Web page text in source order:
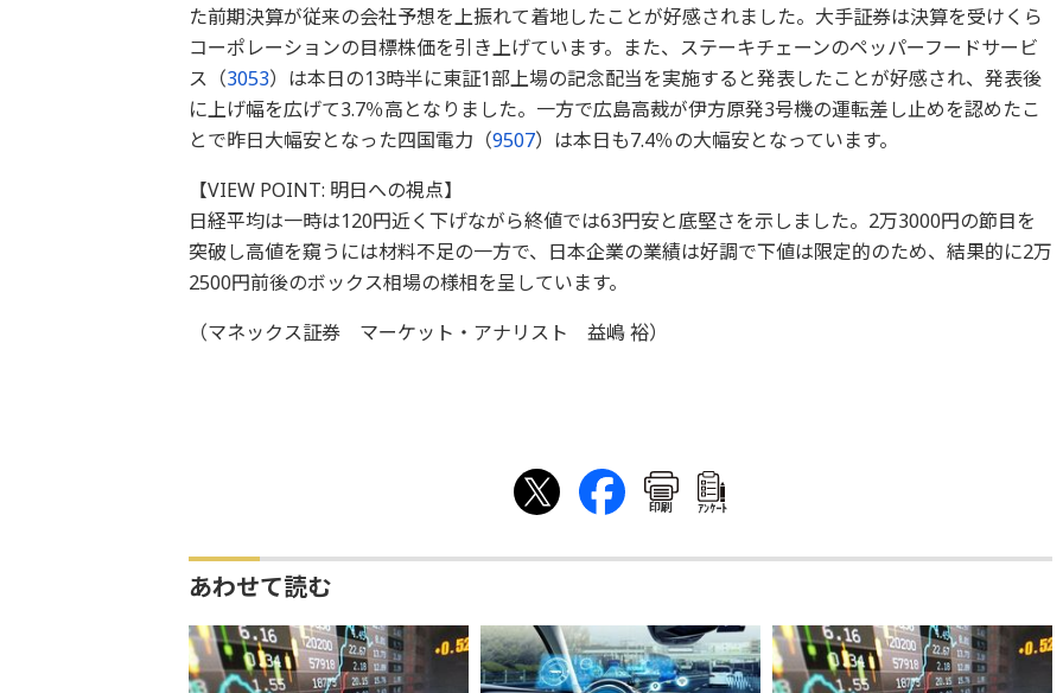
た前期決算が従来の会社予想を上振れて着地したことが好感されました。大手証券は決算を受けくら
コーポレーションの目標株価を引き上げています。また、ステーキチェーンのペッパーフードサービ
ス（3053）は本日の13時半に東証1部上場の記念配当を実施すると発表したことが好感され、発表後
に上げ幅を広げて3.7％高となりました。一方で広島高裁が伊方原発3号機の運転差し止めを認めたこ
とで昨日大幅安となった四国電力（9507）は本日も7.4％の大幅安となっています。
【VIEW POINT: 明日への視点】
日経平均は一時は120円近く下げながら終値では63円安と底堅さを示しました。2万3000円の節目を
突破し高値を窺うには材料不足の一方で、日本企業の業績は好調で下値は限定的のため、結果的に2万
2500円前後のボックス相場の様相を呈しています。
（マネックス証券 マーケット・アナリスト 益嶋 裕）
印刷 ｱﾝｹｰﾄ
あわせて読む